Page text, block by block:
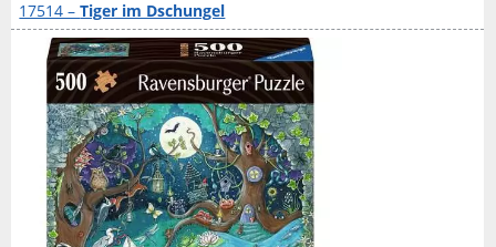
17514 –Tiger im Dschungel